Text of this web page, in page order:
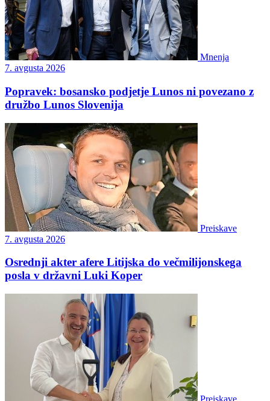
Mnenja
7. avgusta 2026
Popravek: bosansko podjetje Lunos ni povezano z
družbo Lunos Slovenija
Preiskave
7. avgusta 2026
Osrednji akter afere Litijska do večmilijonskega
posla v državni Luki Koper
Preiskave